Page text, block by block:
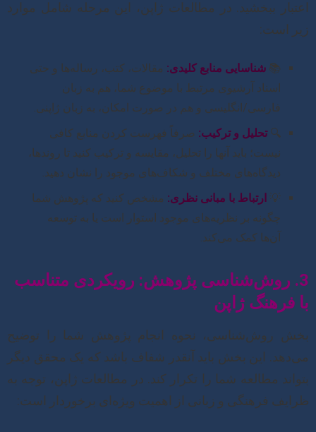
اعتبار ببخشید. در مطالعات ژاپن، این مرحله شامل موارد
زیر است:
📚 شناسایی منابع کلیدی: مقالات، کتب، رساله‌ها و حتی
اسناد آرشیوی مرتبط با موضوع شما، هم به زبان
فارسی/انگلیسی و هم در صورت امکان، به زبان ژاپنی.
🔍تحلیل و ترکیب: صرفاً فهرست کردن منابع کافی
نیست؛ باید آنها را تحلیل، مقایسه و ترکیب کنید تا روندها،
دیدگاه‌های مختلف و شکاف‌های موجود را نشان دهید.
💡 ارتباط با مبانی نظری: مشخص کنید که پژوهش شما
چگونه بر نظریه‌های موجود استوار است یا به توسعه
آن‌ها کمک می‌کند.
3. روش‌شناسی پژوهش: رویکردی متناسب
با فرهنگ ژاپن
بخش روش‌شناسی، نحوه انجام پژوهش شما را توضیح
می‌دهد. این بخش باید آنقدر شفاف باشد که یک محقق دیگر
بتواند مطالعه شما را تکرار کند. در مطالعات ژاپن، توجه به
ظرایف فرهنگی و زبانی از اهمیت ویژه‌ای برخوردار است: